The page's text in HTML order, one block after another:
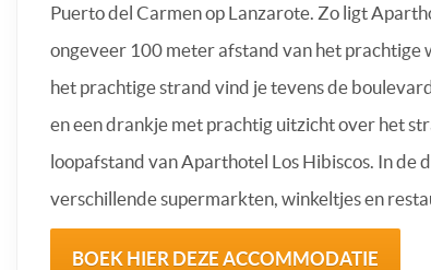
Puerto del Carmen op Lanzarote. Zo ligt
ongeveer 100 meter afstand van het prachtige
het prachtige strand vind je tevens de
en een drankje met prachtig uitzicht over het
loopafstand van Aparthotel Los Hibiscos. In de
verschillende supermarkten, winkeltjes en
BOEK HIER DEZE ACCOMMODATIE